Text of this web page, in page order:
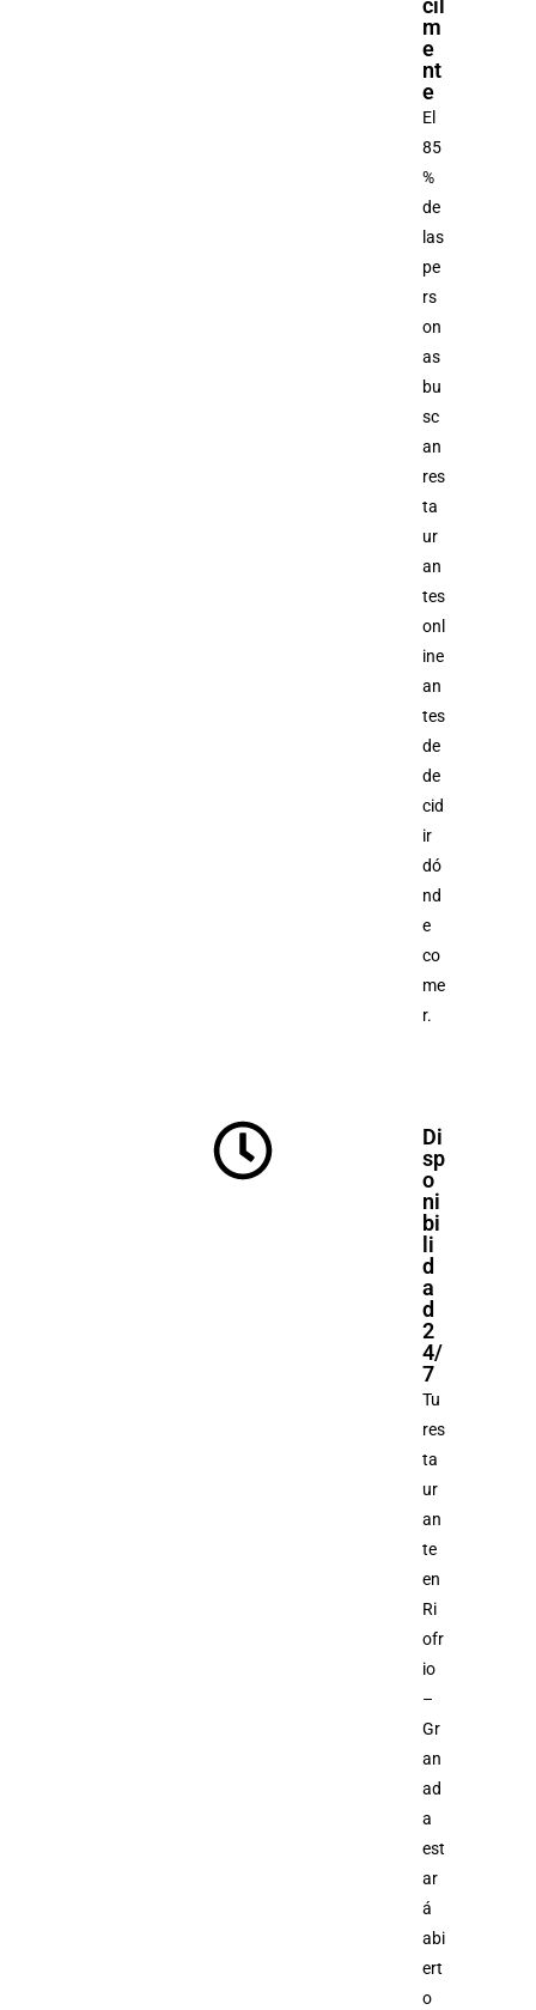
cil
m
e
nt
e
El
85
%
de
las
pe
rs
on
as
bu
sc
an
res
ta
ur
an
tes
onl
ine
an
tes
de
de
cid
ir
dó
nd
e
co
me
r.
Di
sp
o
ni
bi
li
d
a
d
2
4/
7
Tu
res
ta
ur
an
te
en
Ri
ofr
io
–
Gr
an
ad
a
est
ar
á
abi
ert
o